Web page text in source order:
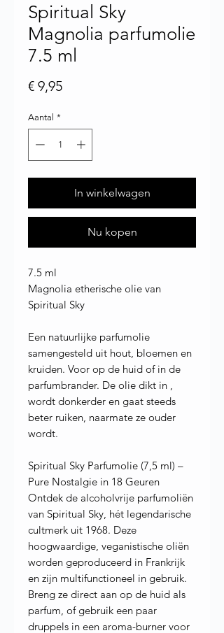
Spiritual Sky
Magnolia parfumolie
7.5 ml
€ 9,95Prijs
Aantal *
In winkelwagen
Nu kopen
7.5 ml
Magnolia etherische olie van
Spiritual Sky
Een natuurlijke parfumolie
samengesteld uit hout, bloemen en
kruiden. Voor op de huid of in de
parfumbrander. De olie dikt in ,
wordt donkerder en gaat steeds
beter ruiken, naarmate ze ouder
wordt.
Spiritual Sky Parfumolie (7,5 ml) –
Pure Nostalgie in 18 Geuren
Ontdek de alcoholvrije parfumoliën
van Spiritual Sky, hét legendarische
cultmerk uit 1968. Deze
hoogwaardige, veganistische oliën
worden geproduceerd in Frankrijk
en zijn multifunctioneel in gebruik.
Breng ze direct aan op de huid als
parfum, of gebruik een paar
druppels in een aroma-burner voor